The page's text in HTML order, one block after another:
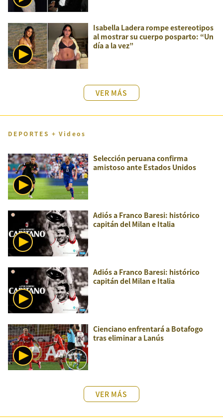
Isabella Ladera rompe estereotipos
al mostrar su cuerpo posparto: “Un
día a la vez”
VER MÁS
DEPORTES + Videos
Selección peruana confirma
amistoso ante Estados Unidos
Adiós a Franco Baresi: histórico
capitán del Milan e Italia
Adiós a Franco Baresi: histórico
capitán del Milan e Italia
Cienciano enfrentará a Botafogo
tras eliminar a Lanús
VER MÁS